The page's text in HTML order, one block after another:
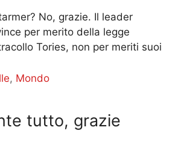
No, grazie. Il leader
per merito della legge
Tories, non per meriti suoi
, Mondo
tutto, grazie